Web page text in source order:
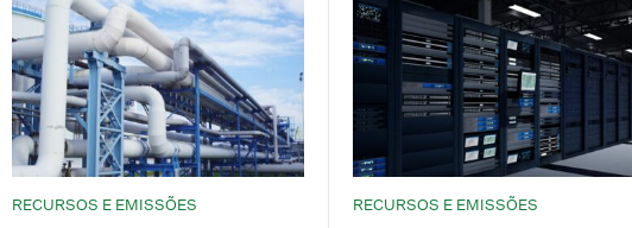
RECURSOS E EMISSÕES RECURSOS E EMISSÕES